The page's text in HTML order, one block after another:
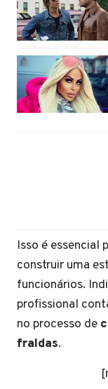
Isso é essencial
construir uma
funcionários.
profissional
no processo de
fraldas.